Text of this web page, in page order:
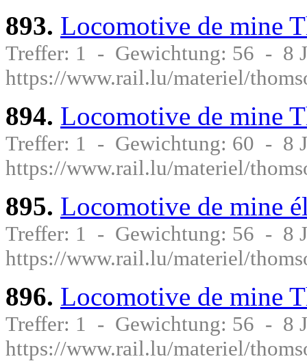
893. Locomotive de mine
Treffer: 1 - Gewichtung: 56 - 8
https://www.rail.lu/materiel/
894. Locomotive de mine
Treffer: 1 - Gewichtung: 60 - 8
https://www.rail.lu/materiel/
895. Locomotive de mine
Treffer: 1 - Gewichtung: 56 - 8
https://www.rail.lu/materiel/
896. Locomotive de mine
Treffer: 1 - Gewichtung: 56 - 8
https://www.rail.lu/materiel/